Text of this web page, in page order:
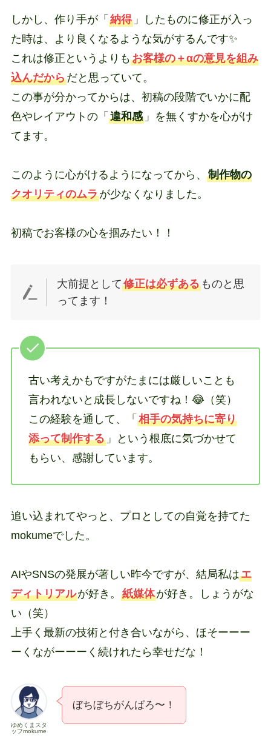
しかし、作り手が「 納得」したものに修正が入っ
た時は、より良くなるような気がするんです✨
これは修正というよりもお客様の＋αの意見を組み
込んだからだと思っていて。
この事が分かってからは、初稿の段階でいかに配
色やレイアウトの「 違和感」を無くすかを心がけ
てます。
このように心がけるようになってから、 制作物の
クオリティのムラが少なくなりました。
初稿でお客様の心を掴みたい！！
大前提として修正は必ずある ものと思
ってます！
古い考えかもですがたまには厳しいことも
言われないと成長しないですね！😂（笑）
この経験を通して、「 相手の気持ちに寄り
添って制作する」という根底に気づかせて
もらい、感謝しています。
追い込まれてやっと、プロとしての自覚を持てた
mokumeでした。
AIやSNSの発展が著しい昨今ですが、結局私はエ
ディトリアルが好き。 紙媒体が好き。しょうがな
い（笑）
上手く最新の技術と付き合いながら、ほそーーー
ーくながーーーく続けれたら幸せだな！
ゆめくまスタ
ッフmokume
ぼちぼちがんばろ〜！